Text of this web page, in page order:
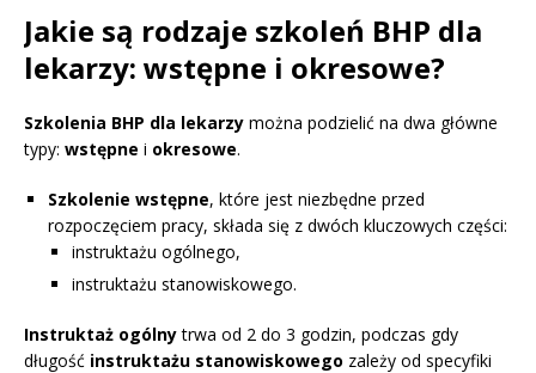
Jakie są rodzaje szkoleń BHP dla
lekarzy: wstępne i okresowe?
Szkolenia BHP dla lekarzy można podzielić na dwa główne
typy: wstępne i okresowe.
Szkolenie wstępne, które jest niezbędne przed
rozpoczęciem pracy, składa się z dwóch kluczowych części:
instruktażu ogólnego,
instruktażu stanowiskowego.
Instruktaż ogólnytrwa od 2 do 3 godzin, podczas gdy
długość instruktażu stanowiskowego zależy od specyfiki